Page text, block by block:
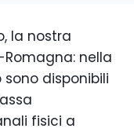
la nostra
Romagna: nella
disponibili
fisici a